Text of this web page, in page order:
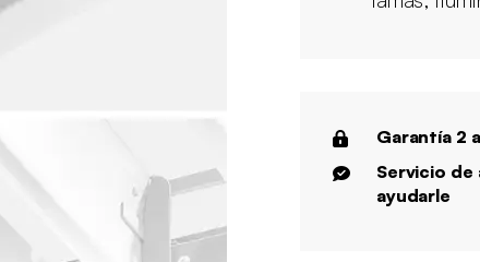
Garantía 2
Servicio de
ayudarle